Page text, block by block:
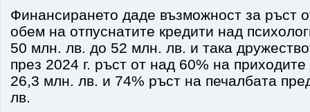
Финансирането даде възможност за ръст
обем на отпуснатите кредити над
50 млн. лв. до 52 млн. лв. и така
през 2024 г. ръст от над 60% на
26,3 млн. лв. и 74% ръст на печалбата
лв.